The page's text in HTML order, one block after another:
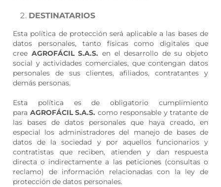
DESTINATARIOS
Esta política de protección será aplicable a las bases de
datos personales, tanto físicas como digitales que
cree AGROFÁCIL S.A.S. en el desarrollo de su objeto
social y actividades comerciales, que contengan datos
personales de sus clientes, afiliados, contratantes y
demás personas.
Esta política es de obligatorio cumplimiento
para AGROFÁCIL S.A.S. como responsable y tratante de
las bases de datos personales que haya creado, en
especial los administradores del manejo de bases de
datos de la sociedad y por aquellos funcionarios y
contratistas que reciben, atienden y dan respuesta
directa o indirectamente a las peticiones (consultas o
reclamo) de información relacionadas con la ley de
protección de datos personales.